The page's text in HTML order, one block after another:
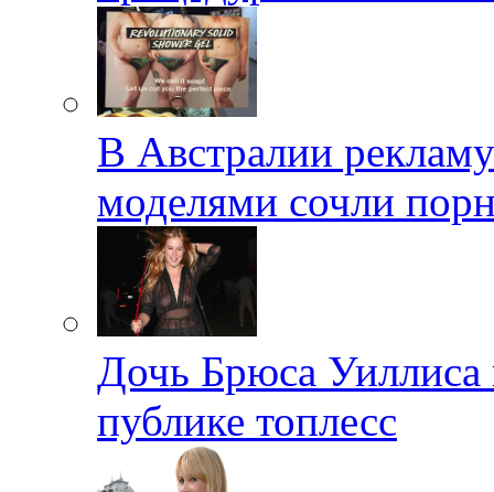
В Австралии
моделями сочли
Дочь Брюса
публике топлесс